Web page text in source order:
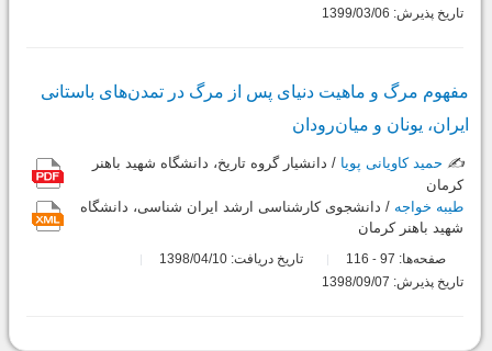
تاریخ پذیرش: 1399/03/06
مفهوم مرگ و ماهیت دنیای پس از مرگ در تمدن‌های باستانی
ایران، یونان و میان‌رودان
✍️ حمید کاویانی پویا / دانشیار گروه تاریخ، دانشگاه شهید باهنر
کرمان
طیبه خواجه / دانشجوی کارشناسی ارشد ایران شناسی، دانشگاه
شهید باهنر کرمان
صفحه‌ها: 97
-
تاریخ دریافت: 1398/04/10
تاریخ پذیرش: 1398/09/07